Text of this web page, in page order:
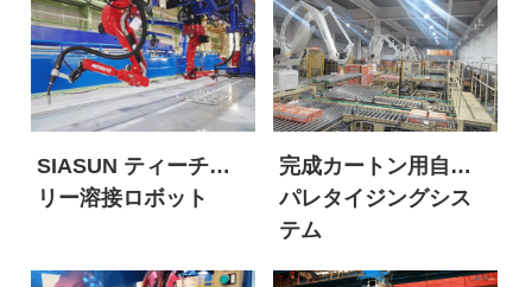
SIASUN ティーチフ
リー溶接ロボット
完成カートン用自動
パレタイジングシス
テム